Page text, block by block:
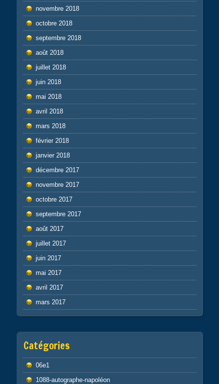
novembre 2018
octobre 2018
septembre 2018
août 2018
juillet 2018
juin 2018
mai 2018
avril 2018
mars 2018
février 2018
janvier 2018
décembre 2017
novembre 2017
octobre 2017
septembre 2017
août 2017
juillet 2017
juin 2017
mai 2017
avril 2017
mars 2017
Catégories
06e1
1088-autographe-napoléon